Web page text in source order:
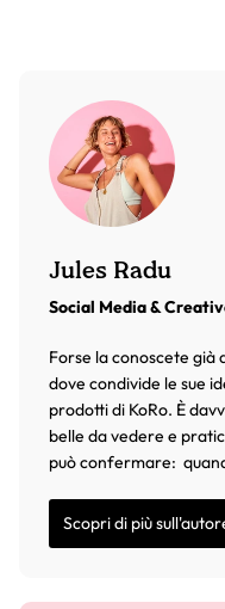
Jules Radu
Social Media &
Forse la conoscete già
dove condivide le sue
prodotti di KoRo. È
belle da vedere e
può confermare:
Scopri di più